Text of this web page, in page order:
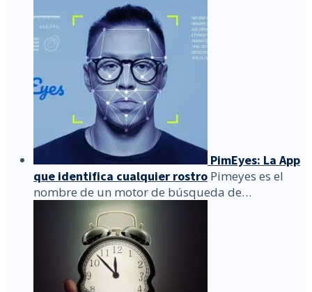
PimEyes: La App
que identifica cualquier rostro Pimeyes es el
nombre de un motor de búsqueda de…